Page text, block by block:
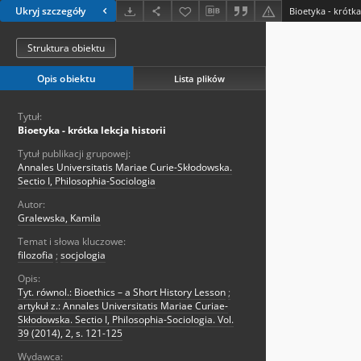
Ukryj szczegóły Bioetyka -
Struktura obiektu
Opis obiektu Lista plików
Tytuł:
Bioetyka - krótka lekcja historii
Tytuł publikacji grupowej:
Annales Universitatis Mariae Curie-Skłodowska.
Sectio I, Philosophia-Sociologia
Autor:
Gralewska, Kamila
Temat i słowa kluczowe:
filozofia ; socjologia
Opis:
Tyt. równol.: Bioethics – a Short History Lesson ;
artykuł z.: Annales Universitatis Mariae Curiae-
Skłodowska. Sectio I, Philosophia-Sociologia. Vol.
39 (2014), 2, s. 121-125
Wydawca: